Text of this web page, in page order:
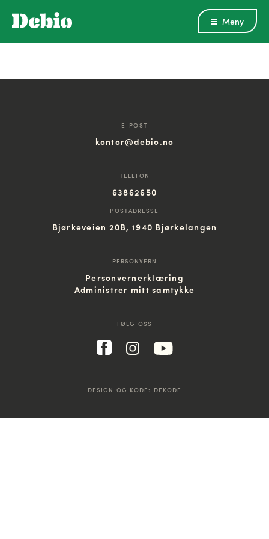
E-POST
kontor@debio.no
TELEFON
63862650
POSTADRESSE
Bjørkeveien 20B, 1940 Bjørkelangen
PERSONVERN
Personvernerklæring
Administrer mitt samtykke
FØLG OSS
DESIGN OG KODE: DEKODE
Meny